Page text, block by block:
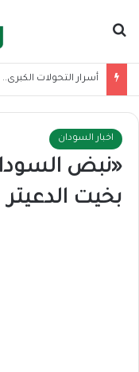
اخبار السودان
«نبض
بخيت الدعيتر